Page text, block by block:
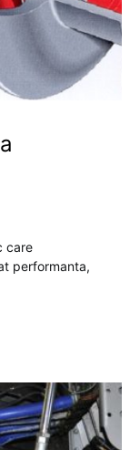
care
performanta,